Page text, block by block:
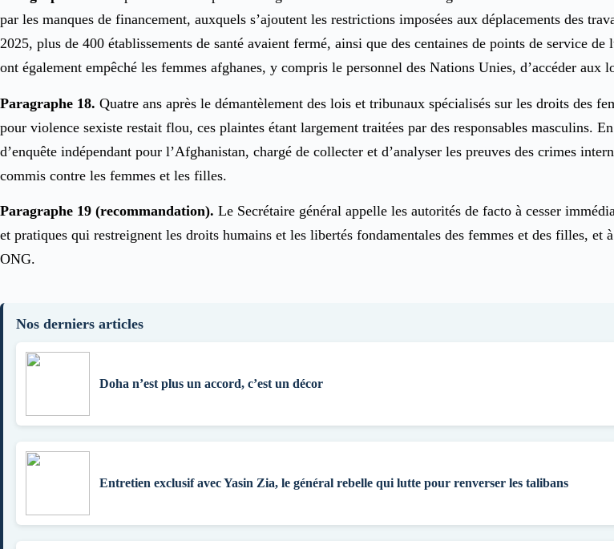
par les manques de financement, auxquels s’ajoutent les restrictions imposées aux déplacements des
2025, plus de 400 établissements de santé avaient fermé, ainsi que des centaines de points de service
ont également empêché les femmes afghanes, y compris le personnel des Nations Unies, d’accéder aux
Paragraphe 18. Quatre ans après le démantèlement des lois et tribunaux spécialisés sur les droits des
pour violence sexiste restait flou, ces plaintes étant largement traitées par des responsables masculins.
d’enquête indépendant pour l’Afghanistan, chargé de collecter et d’analyser les preuves des crimes
commis contre les femmes et les filles.
Paragraphe 19 (recommandation). Le Secrétaire général appelle les autorités de facto à cesser
et pratiques qui restreignent les droits humains et les libertés fondamentales des femmes et des filles,
ONG.
Nos derniers articles
Doha n’est plus un accord, c’est un décor
Entretien exclusif avec Yasin Zia, le général rebelle qui lutte pour renverser les talibans